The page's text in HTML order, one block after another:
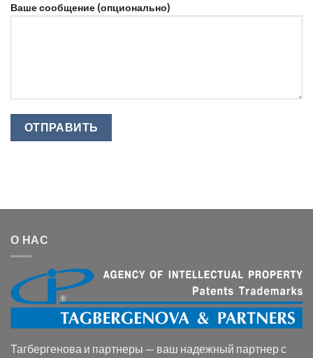
Ваше сообщение (опционально)
О НАС
Тагбергенова и партнеры — ваш надежный партнер с